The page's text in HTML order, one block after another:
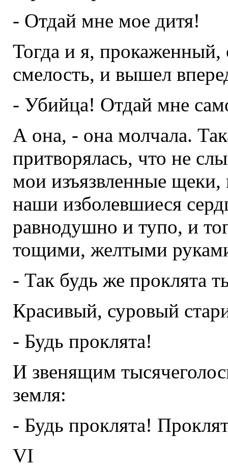
- Отдай мне мое дитя!
Тогда и я, прокаженный,
смелость, и вышел
- Убийца! Отдай мне
А она, - она молчала.
притворялась, что не
мои изъязвленные щеки,
наши изболевшиеся
равнодушно и тупо, и
тощими, желтыми
- Так будь же проклята
Красивый, суровый
- Будь проклята!
И звенящим
земля:
- Будь проклята!
VI